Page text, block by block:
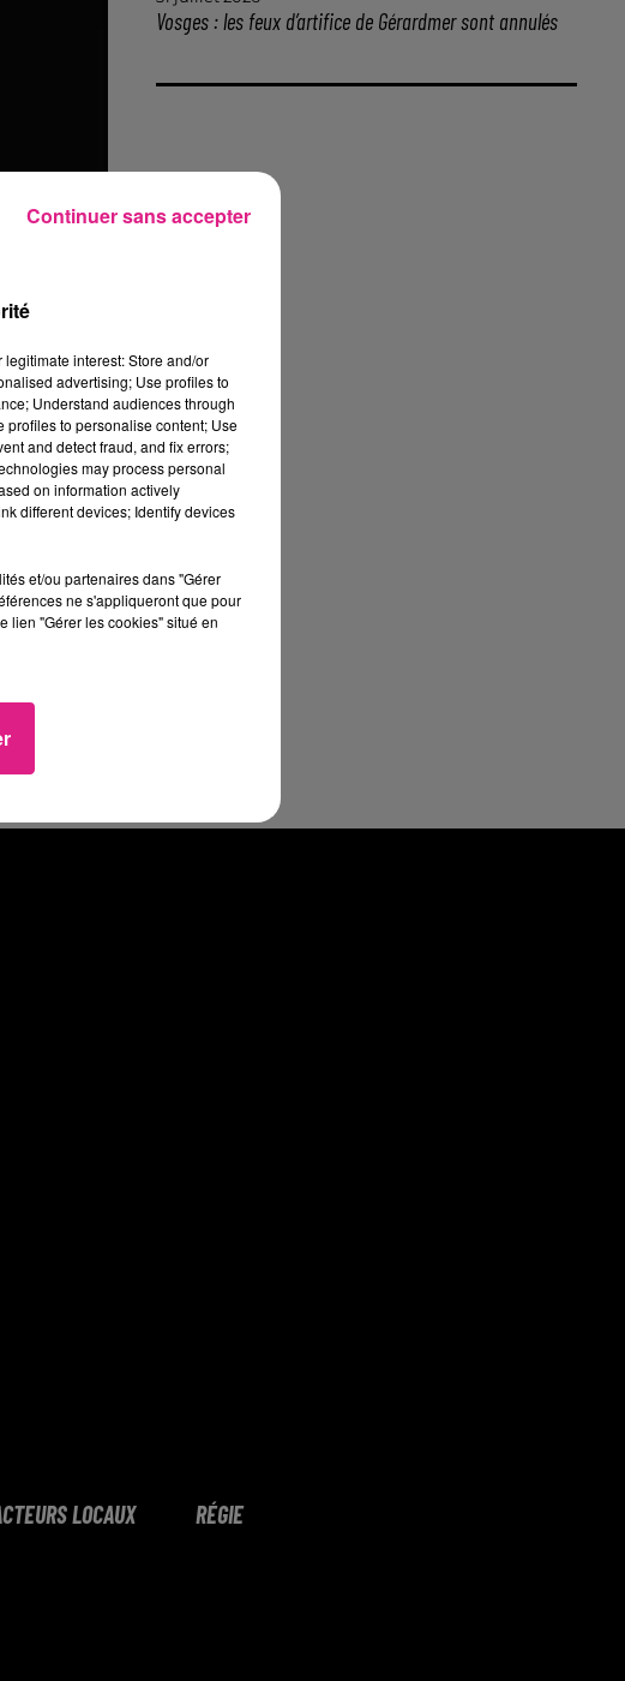
sa
On est
Vosges : les feux d’artifice de Gérardmer sont annulés
LOCAUX RÉGIE
interest: Store and/or
advertising; Use profiles to
Understand audiences through
profiles to personalise content; Use
and detect fraud, and fix errors;
may process personal
on information actively
different devices; Identify devices
et/ou partenaires dans "Gérer
ne s'appliqueront que pour
lien "Gérer les cookies" situé en
Continuer sans accepter